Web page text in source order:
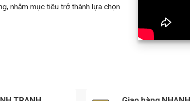
nhằm mục tiêu trở thành lựa chọn